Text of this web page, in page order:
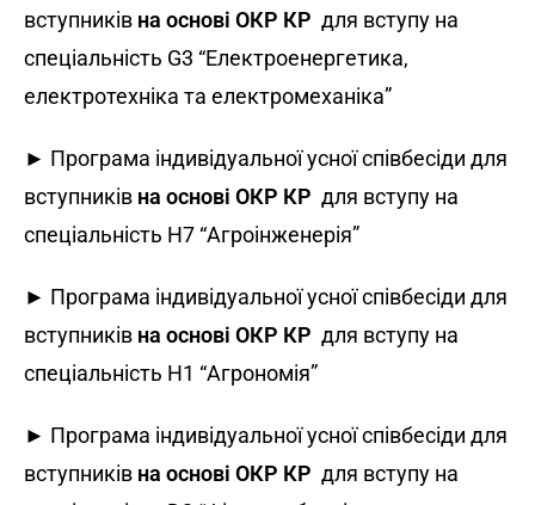
вступників на основі ОКР КР для вступу на
спеціальність G3 “Електроенергетика,
електротехніка та електромеханіка”
► Програма індивідуальної усної співбесіди для
вступників на основі ОКР КР для вступу на
спеціальність H7 “Агроінженерія”
► Програма індивідуальної усної співбесіди для
вступників на основі ОКР КР для вступу на
спеціальність H1 “Агрономія”
► Програма індивідуальної усної співбесіди для
вступників на основі ОКР КР для вступу на